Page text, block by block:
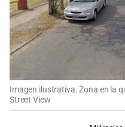
Imagen ilustrativa. Zona en la
Street View